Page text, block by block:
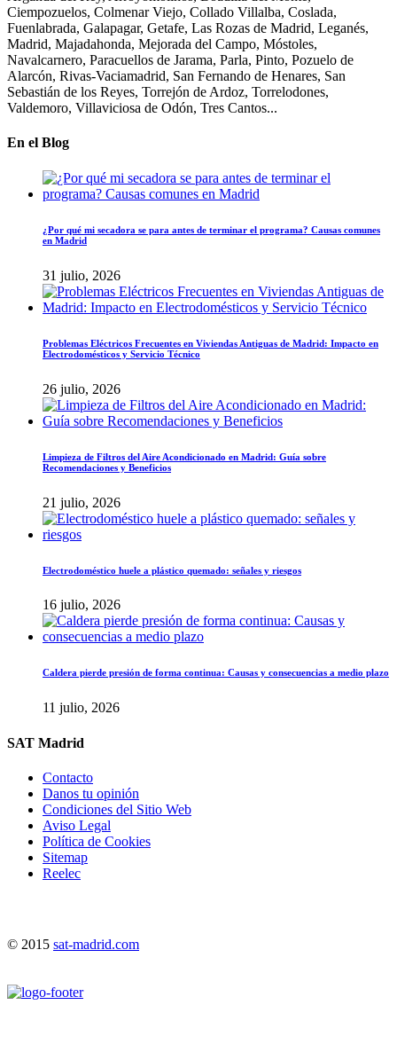
Ciempozuelos, Colmenar Viejo, Collado Villalba, Coslada,
Fuenlabrada, Galapagar, Getafe, Las Rozas de Madrid, Leganés,
Madrid, Majadahonda, Mejorada del Campo, Móstoles,
Navalcarnero, Paracuellos de Jarama, Parla, Pinto, Pozuelo de
Alarcón, Rivas-Vaciamadrid, San Fernando de Henares, San
Sebastián de los Reyes, Torrejón de Ardoz, Torrelodones,
Valdemoro, Villaviciosa de Odón, Tres Cantos...
En el Blog
¿Por qué mi secadora se para antes de terminar el programa? Causas comunes
en Madrid
31 julio, 2026
Problemas Eléctricos Frecuentes en Viviendas Antiguas de Madrid: Impacto en
Electrodomésticos y Servicio Técnico
26 julio, 2026
Limpieza de Filtros del Aire Acondicionado en Madrid: Guía sobre
Recomendaciones y Beneficios
21 julio, 2026
Electrodoméstico huele a plástico quemado: señales y riesgos
16 julio, 2026
Caldera pierde presión de forma continua: Causas y consecuencias a medio plazo
11 julio, 2026
SAT Madrid
Contacto
Danos tu opinión
Condiciones del Sitio Web
Aviso Legal
Política de Cookies
Sitemap
Reelec
© 2015 sat-madrid.com